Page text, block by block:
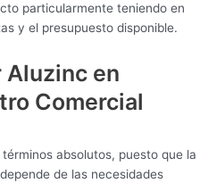
particularmente teniendo en
y el presupuesto disponible.
Aluzinc en
Comercial
absolutos, puesto que la
de las necesidades